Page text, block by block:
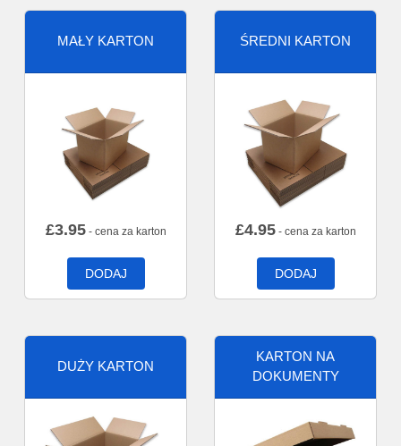
MAŁY KARTON
£3.95- cena za karton
DODAJ
ŚREDNI KARTON
£4.95- cena za karton
DODAJ
DUŻY KARTON
KARTON NA
DOKUMENTY